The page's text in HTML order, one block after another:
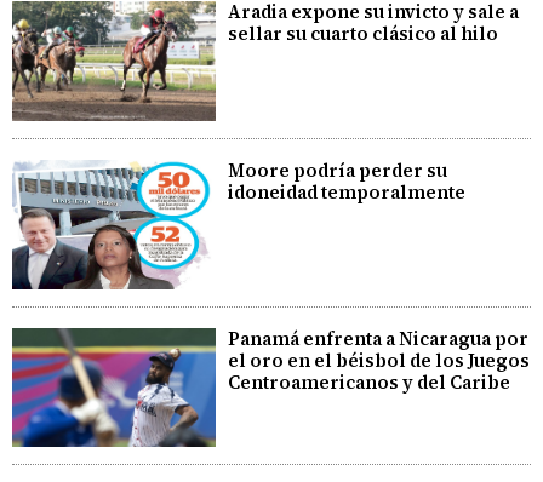
Aradia expone su invicto y sale a
sellar su cuarto clásico al hilo
Moore podría perder su
idoneidad temporalmente
Panamá enfrenta a Nicaragua por
el oro en el béisbol de los Juegos
Centroamericanos y del Caribe